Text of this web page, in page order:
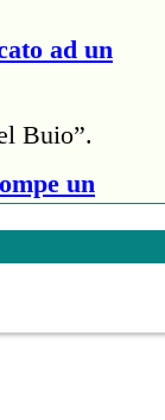
ad un
Buio”.
un
(circa
anti